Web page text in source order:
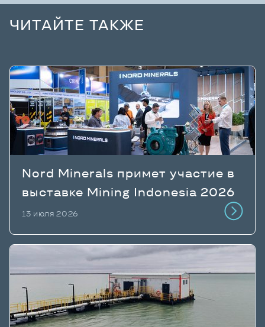
ЧИТАЙТЕ ТАКЖЕ
Nord Minerals примет участие в
выставке Mining Indonesia 2026
13 июля 2026